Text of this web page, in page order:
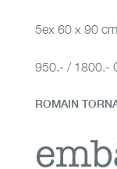
5ex 60 x 90
950.- / 1800.-
ROMAIN